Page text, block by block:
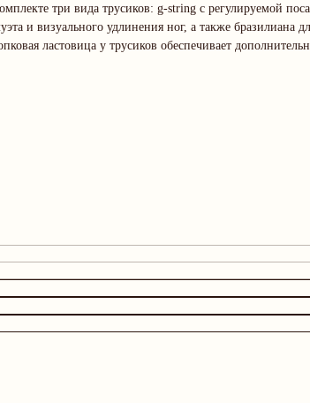
три вида трусиков: g-string с регулируемой
и визуального удлинения ног, а также бразилиана
ластовица у трусиков обеспечивает